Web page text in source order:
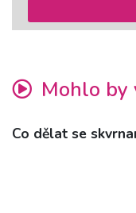
Mohlo by
Co dělat se